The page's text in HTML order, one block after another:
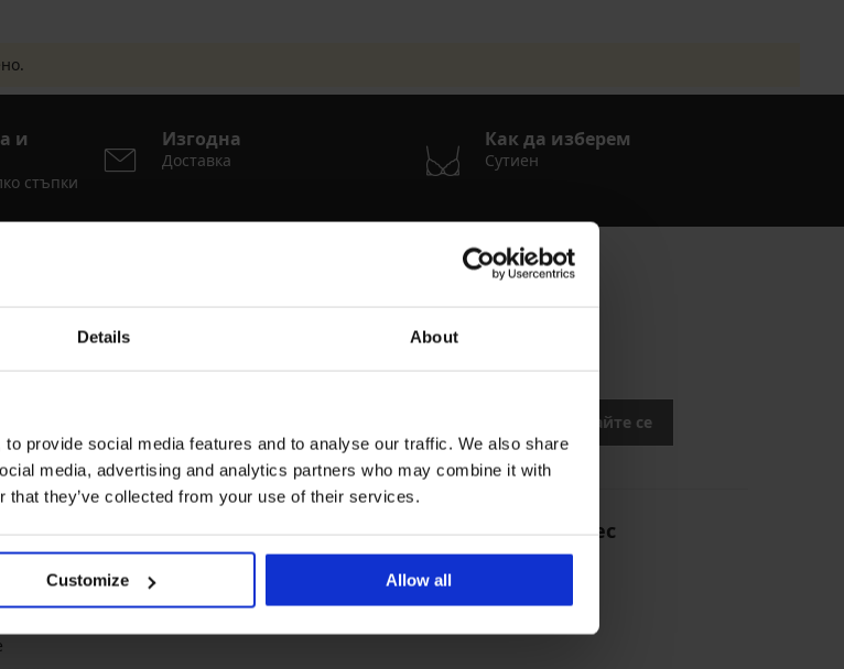
Details About
provide social media features and to analyse our traffic. We also share
media, advertising and analytics partners who may combine it with
that they’ve collected from your use of their services.
Customize Allow all
и
стъпки
Изгодна
Доставка
Как да изберем
Сутиен
Искате да сте информирани за новите продукти?
нови предложения акция отстъпки
Абонирайте се
За фирмата
Контакти
Надежден бизнес